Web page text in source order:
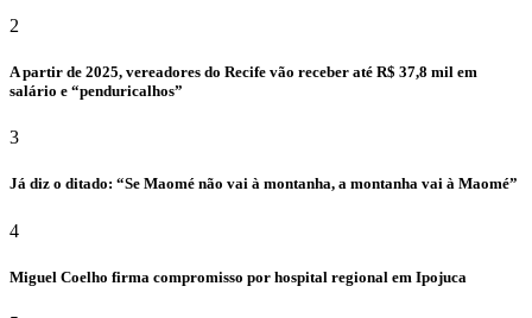
2
A partir de 2025, vereadores do Recife vão receber até R$ 37,8 mil em
salário e “penduricalhos”
3
Já diz o ditado: “Se Maomé não vai à montanha, a montanha vai à Maomé”
4
Miguel Coelho firma compromisso por hospital regional em Ipojuca